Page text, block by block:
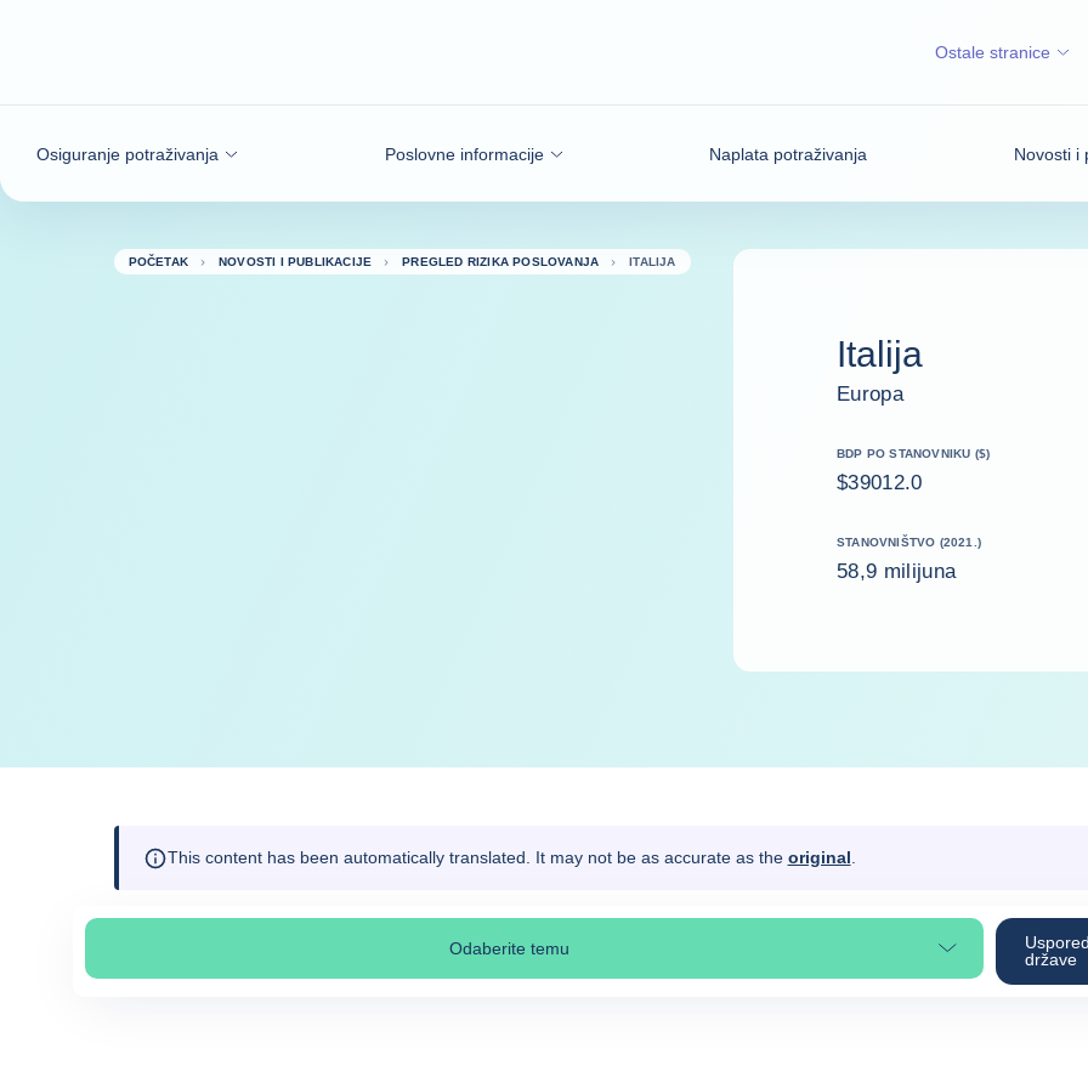
Osiguranje potraživanja Poslovne informacije Naplata potraživanja Novosti i
Ostale stranice
POČETAK NOVOSTI I PUBLIKACIJE PREGLED RIZIKA POSLOVANJA ITALIJA
Italija
Europa
BDP PO STANOVNIKU ($)
$39012.0
STANOVNIŠTVO (2021.)
58,9 milijuna
This content has been automatically translated. It may not be as accurate as the original
Odaberite temuOdaberite odjeljak na stranici
države